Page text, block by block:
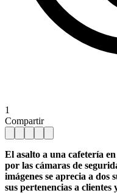
1
Compartir
El asalto a una cafetería
por las cámaras de
imágenes se aprecia a dos
sus pertenencias a clientes